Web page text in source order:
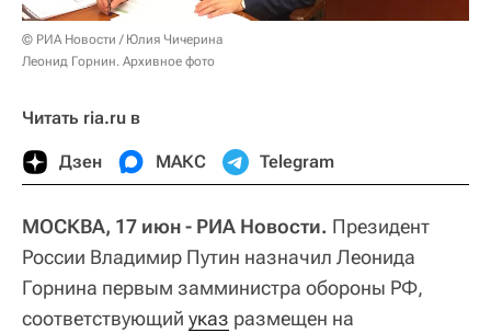
© РИА Новости / Юлия Чичерина
Леонид Горнин. Архивное фото
Читать ria.ru в
Дзен МАКС Telegram
МОСКВА, 17 июн - РИА Новости. Президент
России Владимир Путин назначил Леонида
Горнина первым замминистра обороны РФ,
соответствующий указ размещен на